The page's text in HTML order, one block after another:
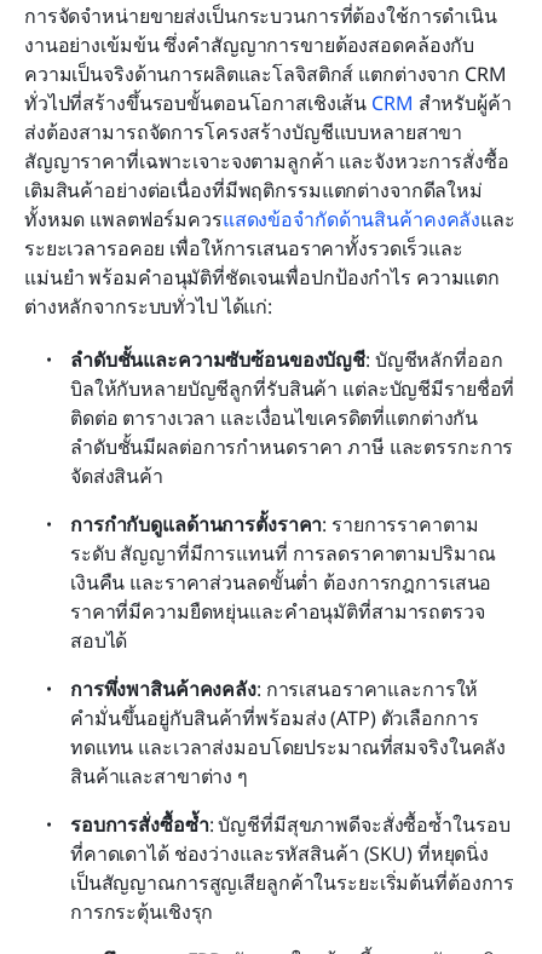
การจัดจำหน่ายขายส่งเป็นกระบวนการที่ต้องใช้การดำเนิน
งานอย่างเข้มข้น ซึ่งคำสัญญาการขายต้องสอดคล้องกับ
ความเป็นจริงด้านการผลิตและโลจิสติกส์ แตกต่างจาก CRM
ทั่วไปที่สร้างขึ้นรอบขั้นตอนโอกาสเชิงเส้น CRM สำหรับผู้ค้า
ส่งต้องสามารถจัดการโครงสร้างบัญชีแบบหลายสาขา
สัญญาราคาที่เฉพาะเจาะจงตามลูกค้า และจังหวะการสั่งซื้อ
เติมสินค้าอย่างต่อเนื่องที่มีพฤติกรรมแตกต่างจากดีลใหม่
ทั้งหมด แพลตฟอร์มควรแสดงข้อจำกัดด้านสินค้าคงคลังและ
ระยะเวลารอคอย เพื่อให้การเสนอราคาทั้งรวดเร็วและ
แม่นยำ พร้อมคำอนุมัติที่ชัดเจนเพื่อปกป้องกำไร ความแตก
ต่างหลักจากระบบทั่วไป ได้แก่:
ลำดับชั้นและความซับซ้อนของบัญชี: บัญชีหลักที่ออก
บิลให้กับหลายบัญชีลูกที่รับสินค้า แต่ละบัญชีมีรายชื่อที่
ติดต่อ ตารางเวลา และเงื่อนไขเครดิตที่แตกต่างกัน
ลำดับชั้นมีผลต่อการกำหนดราคา ภาษี และตรรกะการ
จัดส่งสินค้า
การกำกับดูแลด้านการตั้งราคา: รายการราคาตาม
ระดับ สัญญาที่มีการแทนที่ การลดราคาตามปริมาณ
เงินคืน และราคาส่วนลดขั้นต่ำ ต้องการกฎการเสนอ
ราคาที่มีความยืดหยุ่นและคำอนุมัติที่สามารถตรวจ
สอบได้
การพึ่งพาสินค้าคงคลัง: การเสนอราคาและการให้
คำมั่นขึ้นอยู่กับสินค้าที่พร้อมส่ง (ATP) ตัวเลือกการ
ทดแทน และเวลาส่งมอบโดยประมาณที่สมจริงในคลัง
สินค้าและสาขาต่าง ๆ
รอบการสั่งซื้อซ้ำ: บัญชีที่มีสุขภาพดีจะสั่งซื้อซ้ำในรอบ
ที่คาดเดาได้ ช่องว่างและรหัสสินค้า (SKU) ที่หยุดนิ่ง
เป็นสัญญาณการสูญเสียลูกค้าในระยะเริ่มต้นที่ต้องการ
การกระตุ้นเชิงรุก